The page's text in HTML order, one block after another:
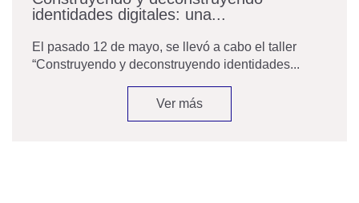
identidades digitales: una...
El pasado 12 de mayo, se llevó a cabo el taller
“Construyendo y deconstruyendo identidades...
Ver más